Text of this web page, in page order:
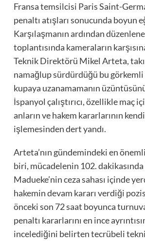
Fransa temsilcisi Paris Saint-
penaltı atışları sonucunda boyun
Karşılaşmanın ardından
toplantısında kameraların
Teknik Direktörü Mikel Arteta,
namağlup sürdürdüğü bu
kupaya uzanamamanın
İspanyol çalıştırıcı, özellikle maç
anların ve hakem kararlarının
işlemesinden dert yandı.
Arteta’nın gündemindeki en
biri, mücadelenin 102.
Madueke’nin ceza sahası içinde
hakemin devam kararı verdiği
önceki son 72 saat boyunca
penaltı kararlarını en ince
incelediğini belirten tecrübeli